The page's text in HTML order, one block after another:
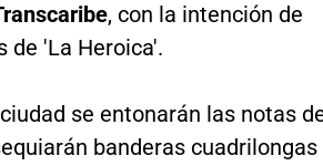
, con la intención de
de 'La Heroica'.
se entonarán las notas
banderas cuadrilongas